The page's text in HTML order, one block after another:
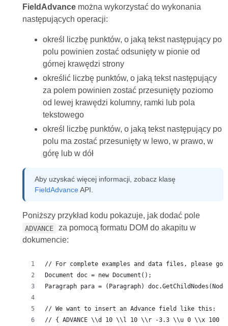
FieldAdvancemożna wykorzystać do wykonania
następujących operacji:
określ liczbę punktów, o jaką tekst następujący po
polu powinien zostać odsunięty w pionie od
górnej krawędzi strony
określić liczbę punktów, o jaką tekst następujący
za polem powinien zostać przesunięty poziomo
od lewej krawędzi kolumny, ramki lub pola
tekstowego
określ liczbę punktów, o jaką tekst następujący po
polu ma zostać przesunięty w lewo, w prawo, w
górę lub w dół
Aby uzyskać więcej informacji, zobacz klasę
FieldAdvance API.
Poniższy przykład kodu pokazuje, jak dodać pole
ADVANCE
za pomocą formatu DOM do akapitu w
dokumencie:
// For complete examples and data files, please go
Document doc = new Document();
Paragraph para = (Paragraph)
// We want to insert an Advance field like this:
// { ADVANCE \\d 10 \\l 10 \\r -3.3 \\u 0 \\x 100